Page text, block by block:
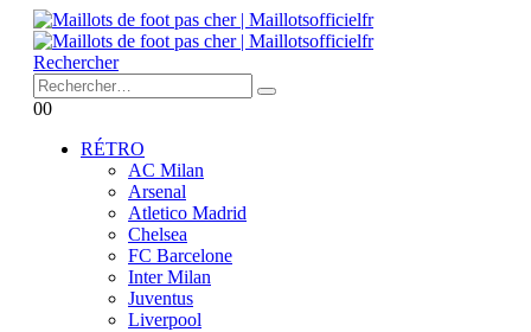
Rechercher
00
RÉTRO
AC Milan
Arsenal
Atletico Madrid
Chelsea
FC Barcelone
Inter Milan
Juventus
Liverpool